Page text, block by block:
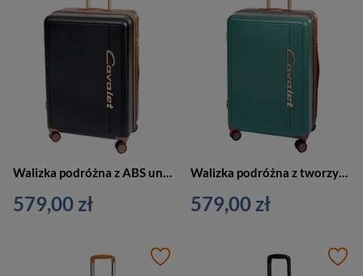
Walizka podróżna z ABS unisex Cavalet VIKEN duża na 4 kółkach czarna
579,00 zł
Walizka podróżna z tworzywa unisex Cavalet VIKEN L duża na 4 kółkach zielona
579,00 zł